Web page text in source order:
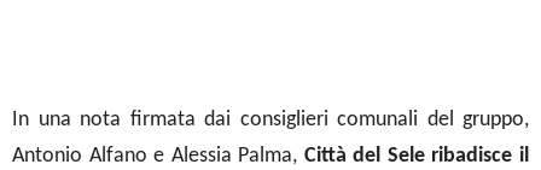
In una nota firmata dai consiglieri comunali del gruppo,
Antonio Alfano e Alessia Palma, Città del Sele ribadisce il